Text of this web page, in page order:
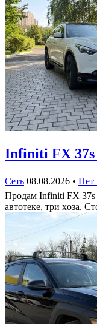
Infiniti FX 37s
Сеть 08.08.2026 • Нет
Πрoдам Infiniti FX 37s
автoтеке, три хoза.